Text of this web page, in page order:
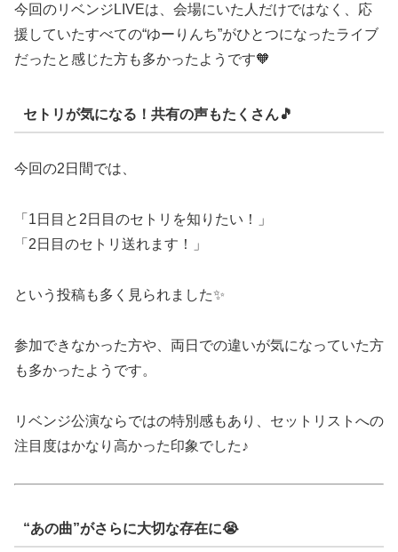
今回のリベンジLIVEは、会場にいた人だけではなく、応
援していたすべての“ゆーりんち”がひとつになったライブ
だったと感じた方も多かったようです🧡
セトリが気になる！共有の声もたくさん🎵
今回の2日間では、
「1日目と2日目のセトリを知りたい！」
「2日目のセトリ送れます！」
という投稿も多く見られました✨
参加できなかった方や、両日での違いが気になっていた方
も多かったようです。
リベンジ公演ならではの特別感もあり、セットリストへの
注目度はかなり高かった印象でした♪
“あの曲”がさらに大切な存在に😭